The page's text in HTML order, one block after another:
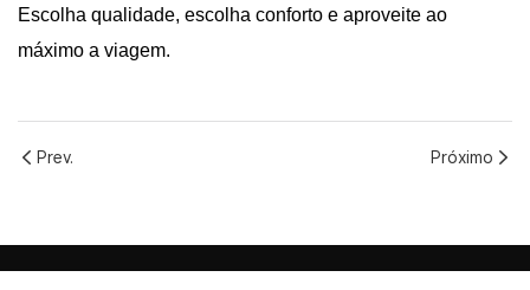
Escolha qualidade, escolha conforto e aproveite ao
máximo a viagem.
Prev. Próximo